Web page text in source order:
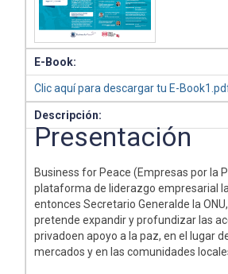
E-Book:
Clic aquí para descargar tu E-
Descripción:
Presentación
Business for Peace (Empresas por la
plataforma de liderazgo empresarial
entonces Secretario Generalde la
pretende expandir y profundizar las
privadoen apoyo a la paz, en el lugar
mercados y en las comunidades